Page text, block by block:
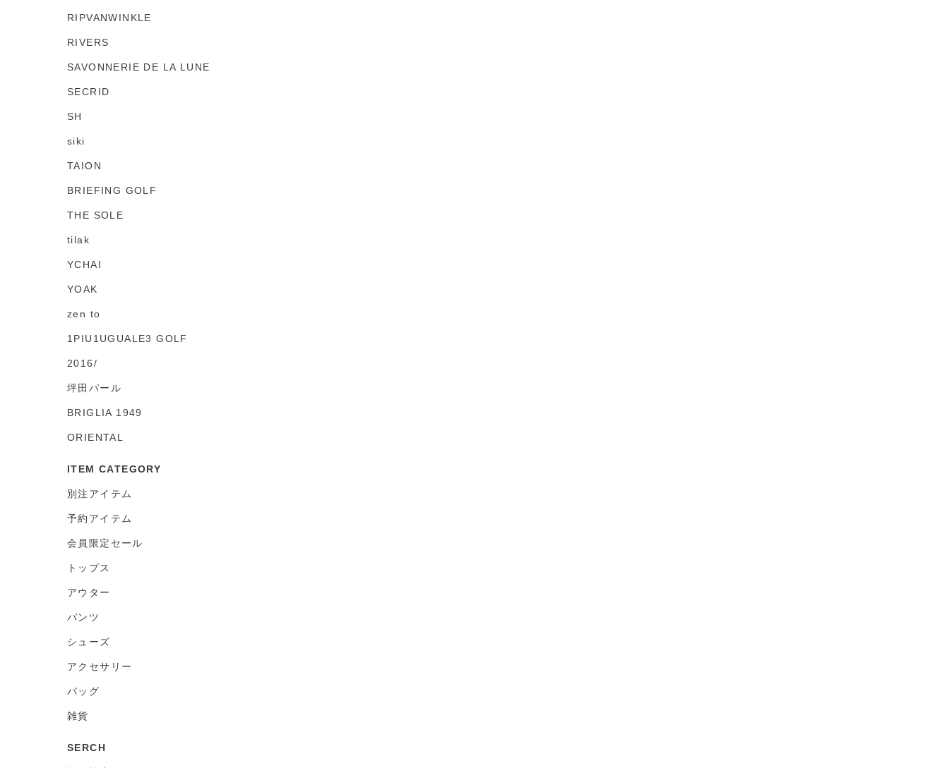
RIPVANWINKLE
RIVERS
SAVONNERIE DE LA LUNE
SECRID
SH
siki
TAION
BRIEFING GOLF
THE SOLE
tilak
YCHAI
YOAK
zen to
1PIU1UGUALE3 GOLF
2016/
坪田パール
BRIGLIA 1949
ORIENTAL
ITEM CATEGORY
別注アイテム
予約アイテム
会員限定セール
トップス
アウター
パンツ
シューズ
アクセサリー
バッグ
雑貨
SERCH